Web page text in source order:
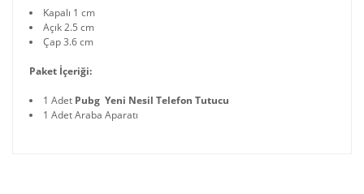
Kapalı 1 cm
Açık 2.5 cm
Çap 3.6 cm
Paket İçeriği:
1 Adet Pubg Yeni Nesil Telefon Tutucu
1 Adet Araba Aparatı